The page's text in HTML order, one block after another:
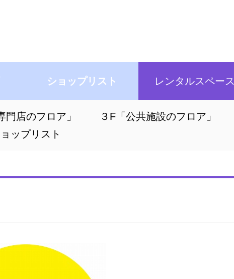
ショップリスト レンタルスペース
門店のフロア」 ３F「公共施設のフロア」
ップリスト